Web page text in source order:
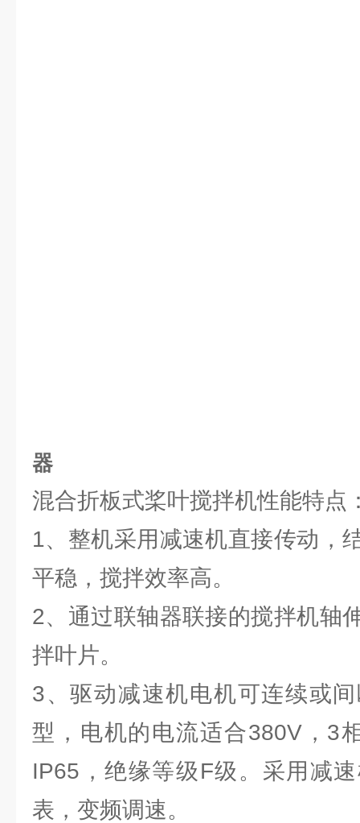
器
混合折板式桨叶搅拌机性能特点
1、整机采用减速机直接传动，
平稳，搅拌效率高。
2、通过联轴器联接的搅拌机轴
拌叶片。
3、驱动减速机电机可连续或
型，电机的电流适合380V，3
IP65，绝缘等级F级。采用减
表，变频调速。